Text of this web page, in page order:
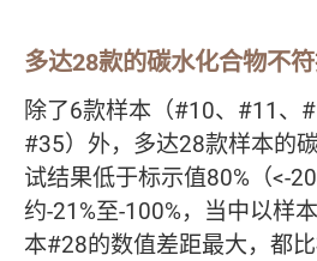
多达28款的碳水化合物不
除了6款样本（#10、#11、
#35）外，多达28款样本的
试结果低于标示值80%（<-
约-21%至-100%，当中以样
本#28的数值差距最大，都比